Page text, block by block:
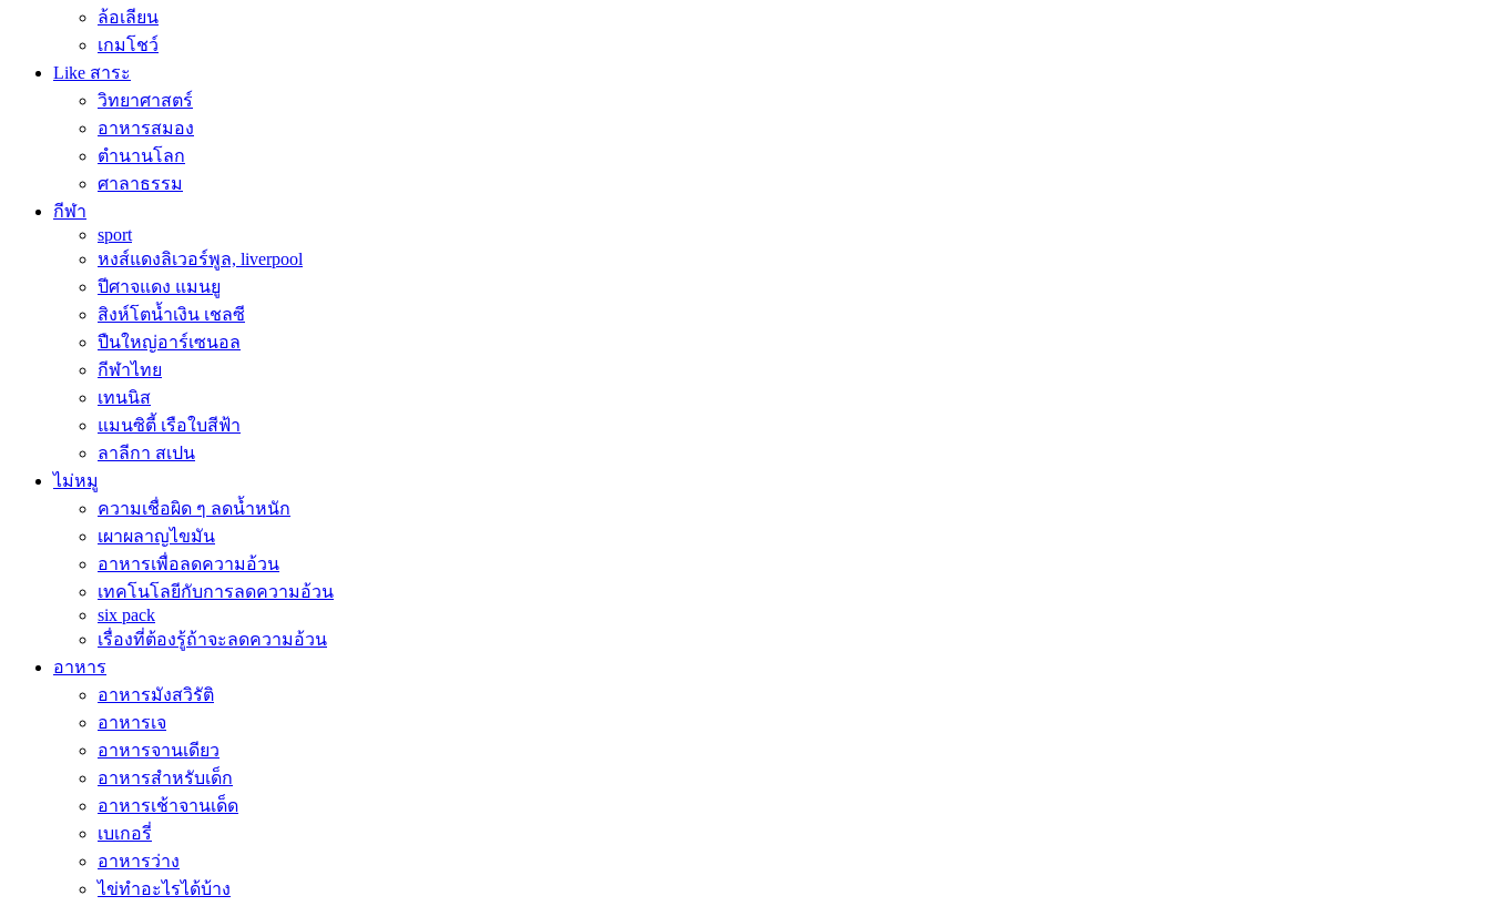
ล้อเลียน
เกมโชว์
Like สาระ
วิทยาศาสตร์
อาหารสมอง
ตำนานโลก
ศาลาธรรม
กีฬา
sport
หงส์แดงลิเวอร์พูล, liverpool
ปีศาจแดง แมนยู
สิงห์โตน้ำเงิน เชลซี
ปืนใหญ่อาร์เซนอล
กีฬาไทย
เทนนิส
แมนซิตี้ เรือใบสีฟ้า
ลาลีกา สเปน
ไม่หมู
ความเชื่อผิด ๆ ลดน้ำหนัก
เผาผลาญไขมัน
อาหารเพื่อลดความอ้วน
เทคโนโลยีกับการลดความอ้วน
six pack
เรื่องที่ต้องรู้ถ้าจะลดความอ้วน
อาหาร
อาหารมังสวิรัติ
อาหารเจ
อาหารจานเดียว
อาหารสำหรับเด็ก
อาหารเช้าจานเด็ด
เบเกอรี่
อาหารว่าง
ไข่ทำอะไรได้บ้าง